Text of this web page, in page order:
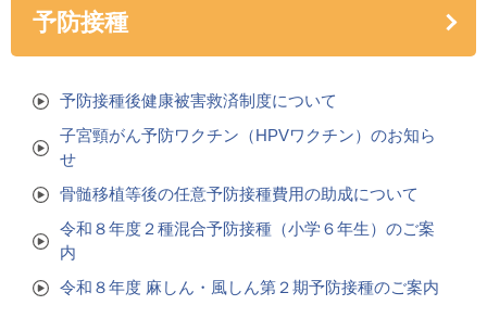
予防接種
予防接種後健康被害救済制度について
子宮頸がん予防ワクチン（HPVワクチン）のお知ら
せ
骨髄移植等後の任意予防接種費用の助成について
令和８年度２種混合予防接種（小学６年生）のご案
内
令和８年度 麻しん・風しん第２期予防接種のご案内